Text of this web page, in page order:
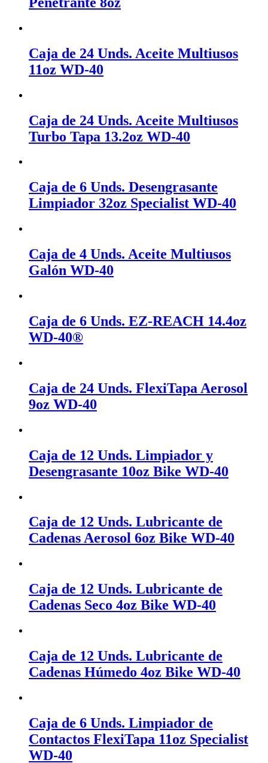
Caja de 24 Unds. Aceite Multiusos
11oz WD-40
Caja de 24 Unds. Aceite Multiusos
Turbo Tapa 13.2oz WD-40
Caja de 6 Unds. Desengrasante
Limpiador 32oz Specialist WD-40
Caja de 4 Unds. Aceite Multiusos
Galón WD-40
Caja de 6 Unds. EZ-REACH 14.4oz
WD-40®
Caja de 24 Unds. FlexiTapa Aerosol
9oz WD-40
Caja de 12 Unds. Limpiador y
Desengrasante 10oz Bike WD-40
Caja de 12 Unds. Lubricante de
Cadenas Aerosol 6oz Bike WD-40
Caja de 12 Unds. Lubricante de
Cadenas Seco 4oz Bike WD-40
Caja de 12 Unds. Lubricante de
Cadenas Húmedo 4oz Bike WD-40
Caja de 6 Unds. Limpiador de
Contactos FlexiTapa 11oz Specialist
WD-40